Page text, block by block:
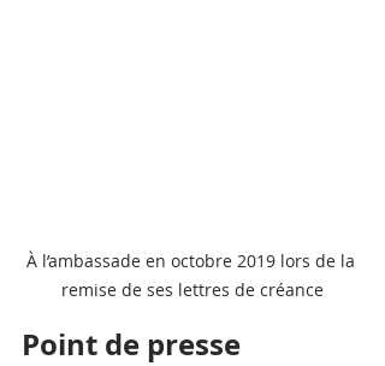
À l’ambassade en octobre 2019 lors de la
remise de ses lettres de créance
Point de presse